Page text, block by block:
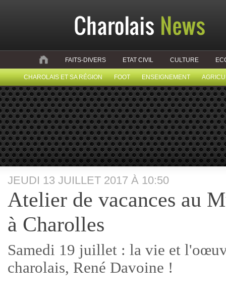
FAITS-DIVERS ETAT CIVIL CULTURE
CHAROLAIS ET SA RÉGION FOOT ENSEIGNEMENT
JEUDI 13 JUILLET 2017 À 10:50
Atelier de vacances au
à Charolles
Samedi 19 juillet : la vie et
charolais, René Davoine !